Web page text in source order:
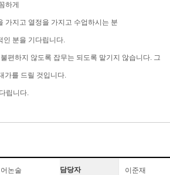
하게
가지고 열정을 가지고 수업하시는 분
인 분을 기다립니다.
편하지 않도록 잡무는 되도록 맡기지 않습니다. 그
가를 드릴 것입니다.
립니다.
논술 담당자 이준재